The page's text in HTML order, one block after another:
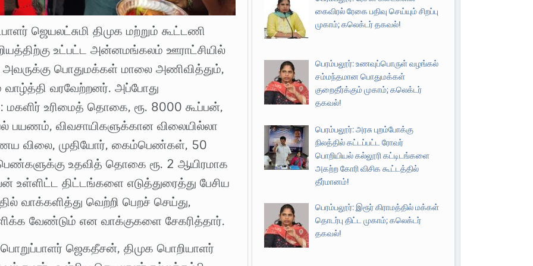
ஜெயலட்சுமி திமுக மற்றும் கூட்டணி
உட்பட்ட அன்னமங்கலம் ஊராட்சியில்
அவருக்கு பொதுமக்கள் மாலை அணிவித்தும்,
வாழ்த்தி வரவேற்றனர். அப்போது
மகளிர் உரிமைத் தொகை, ரூ. 8000 கூப்பன்,
பயணம், விவசாயிகளுக்கான விலையில்லா
விலை, முதியோர், கைம்பெண்கள், 50
உதவித் தொகை ரூ. 2 ஆயிரமாக
உள்ளிட்ட திட்டங்களை எடுத்துரைத்து பேசிய
வாக்களித்து வெற்றி பெறச் செய்து,
வேண்டும் என வாக்குகளை சேகரித்தார்.
பொறுப்பாளர் ஜெகதீசன், திமுக பொறியாளர்
கைவிரல் ரேகை பதிவு செய்யும் சிறப்பு
முகாம்; கலெக்டர் தகவல்!
பெரம்பலூர்: உணவுப்பொருள் வழங்கல்
சம்மந்தமான பொதுமக்கள்
குறைதீர்க்கும் முகாம்; கலெக்டர்
தகவல்!
பெரம்பலூர்: அரசு புறம்போக்கு
நிலத்தில் கட்டப்பட்ட ரோவர்
பொறியியல் கல்லூரி கட்டிடங்களை
அகற்ற கோரி விசிக கூட்டத்தில்
தீர்மானம்!
பெரம்பலூர்: இரூர் கிராமத்தில் மக்கள்
தொடர்பு திட்ட முகாம்; கலெக்டர்
தகவல்!